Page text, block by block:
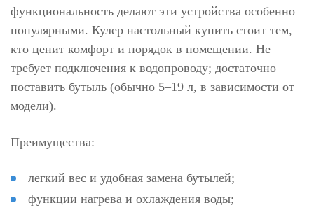
функциональность делают эти устройства особенно
популярными. Кулер настольный купить стоит тем,
кто ценит комфорт и порядок в помещении. Не
требует подключения к водопроводу; достаточно
поставить бутыль (обычно 5–19 л, в зависимости от
модели).
Преимущества:
легкий вес и удобная замена бутылей;
функции нагрева и охлаждения воды;